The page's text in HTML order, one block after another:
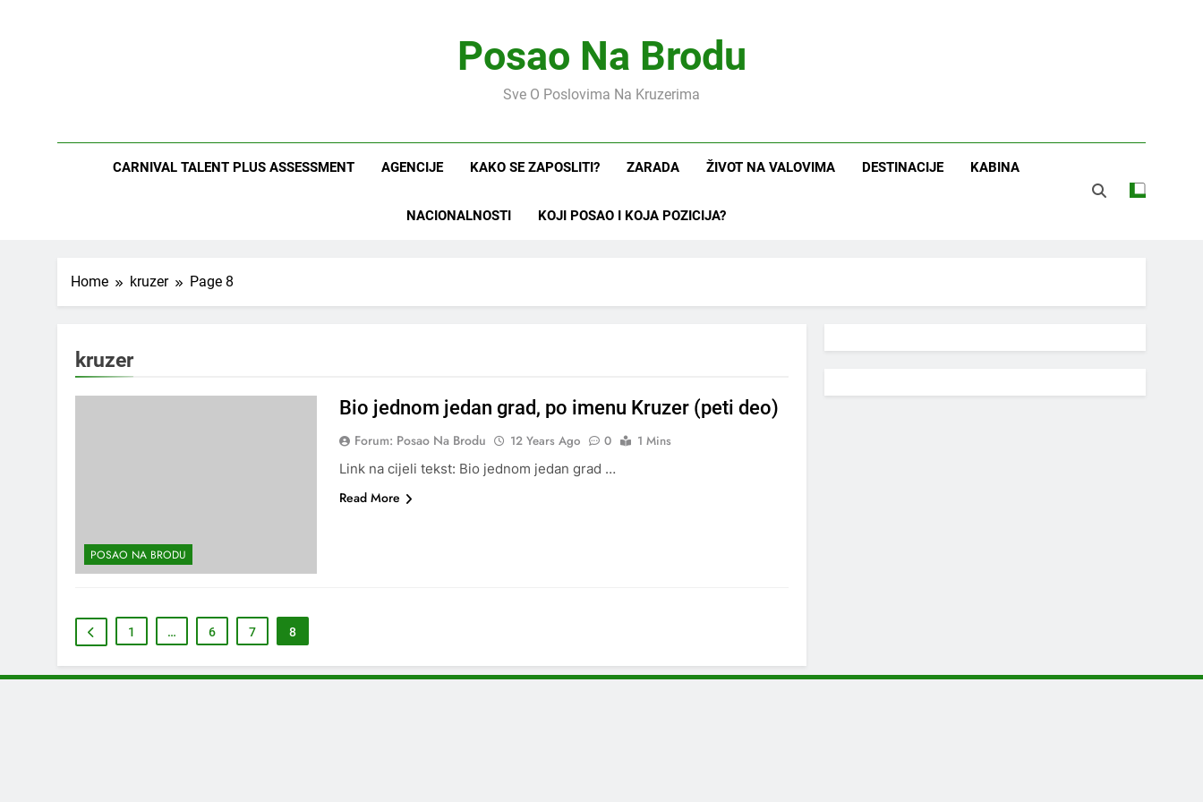
Posao Na Brodu
Sve O Poslovima Na Kruzerima
CARNIVAL TALENT PLUS ASSESSMENT AGENCIJE KAKO SE ZAPOSLITI? ZARADA ŽIVOT NA VALOVIMA DESTINACIJE KABINA
NACIONALNOSTI KOJI POSAO I KOJA POZICIJA?
Home kruzer Page 8
kruzer
POSAO NA BRODU
Bio jednom jedan grad, po imenu Kruzer (peti deo)
Forum: Posao Na Brodu 12 Years Ago 0
1 Mins
Link na cijeli tekst: Bio jednom jedan grad …
Read More
1 … 6 7 8